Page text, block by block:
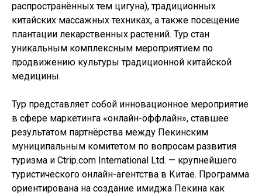
распространённых тем цигуна), традиционных
китайских массажных техниках, а также посещение
плантации лекарственных растений. Тур стан
уникальным комплексным мероприятием по
продвижению культуры традиционной китайской
медицины.
Тур представляет собой инновационное мероприятие
в сфере маркетинга «онлайн-оффлайн», ставшее
результатом партнёрства между Пекинским
муниципальным комитетом по вопросам развития
туризма и Ctrip.com International Ltd. — крупнейшего
туристического онлайн-агентства в Китае. Программа
ориентирована на создание имиджа Пекина как